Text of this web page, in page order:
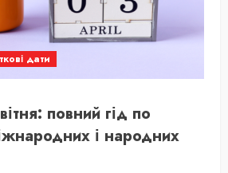
дати
повний гід по
і народних